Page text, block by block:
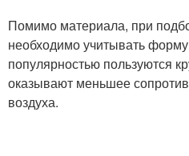
Помимо материала, при
необходимо учитывать
популярностью пользуются
оказывают меньшее
воздуха.